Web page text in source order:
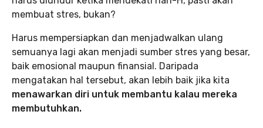
membuat stres, bukan?
Harus mempersiapkan dan menjadwalkan ulang
semuanya lagi akan menjadi sumber stres yang besar,
baik emosional maupun finansial. Daripada
mengatakan hal tersebut, akan lebih baik jika kita
menawarkan diri untuk membantu kalau mereka
membutuhkan.